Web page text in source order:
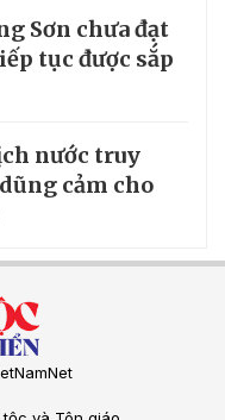
Sơn chưa đạt
tục được sắp
nước truy
cảm cho